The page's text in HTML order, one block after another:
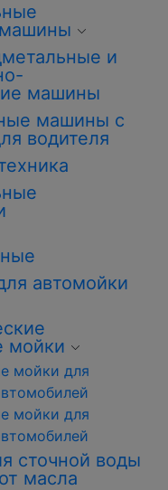
и
машины
машины с
водителя
автомойки
мойки
мойки для
мойки для
сточной воды
масла